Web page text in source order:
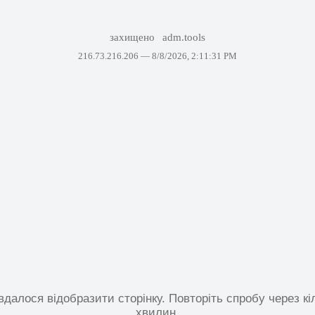
захищено adm.tools
216.73.216.206 — 8/8/2026, 2:11:31 PM
відобразити сторінку. Повторіть спробу через